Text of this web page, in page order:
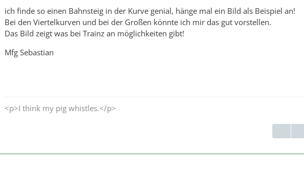
ich finde so einen Bahnsteig in der Kurve genial, hänge mal ein Bild als Beispiel an!
Bei den Viertelkurven und bei der Großen könnte ich mir das gut vorstellen.
Das Bild zeigt was bei Trainz an möglichkeiten gibt!
Mfg Sebastian
<p>I think my pig whistles.</p>